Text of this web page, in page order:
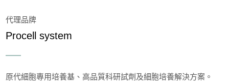
OmicsBio
代理品牌
Procell system
原代細胞專用培養基、高品質科研試劑及細胞培養解決方案。